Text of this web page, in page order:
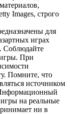
Images, строго
для
играх
Соблюдайте
При
Помните, что
источником
на реальные
ни в